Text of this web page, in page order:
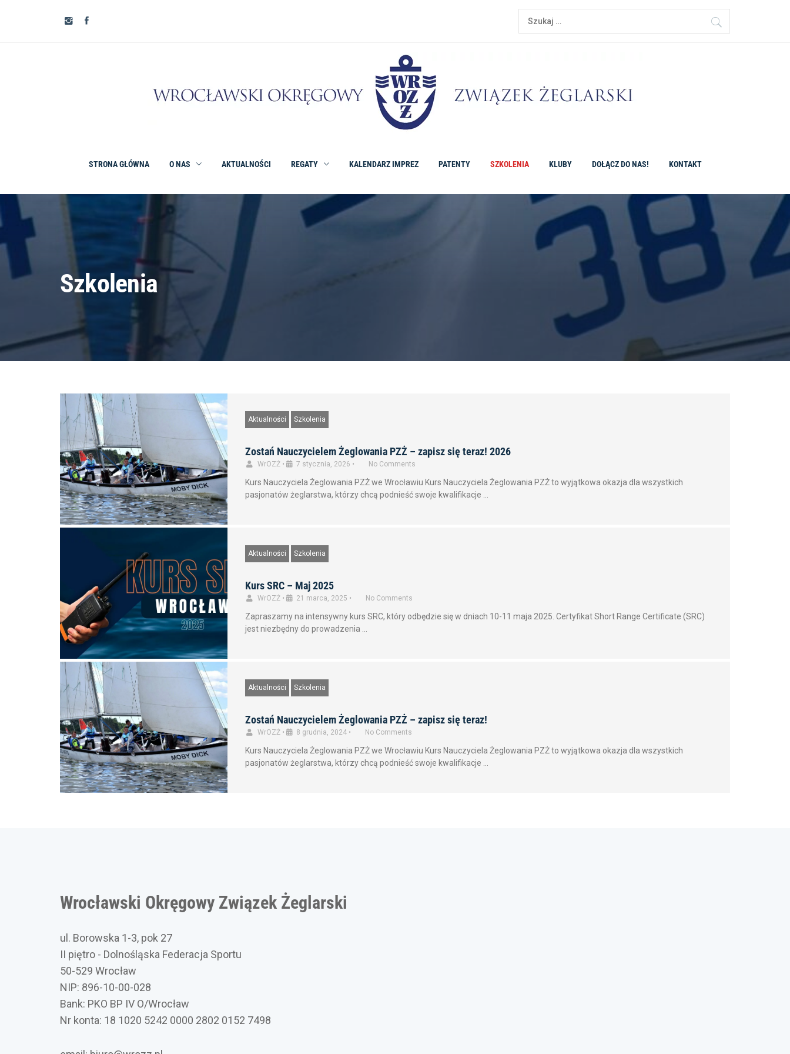
STRONA GŁÓWNA O NAS AKTUALNOŚCI REGATY KALENDARZ IMPREZ PATENTY SZKOLENIA KLUBY DOŁĄCZ DO NAS! KONTAKT
Szkolenia
Aktualności Szkolenia
Zostań Nauczycielem Żeglowania PZŻ – zapisz się teraz! 2026
WrOZŻ • 7 stycznia, 2026 • No Comments
Kurs Nauczyciela Żeglowania PZŻ we Wrocławiu Kurs Nauczyciela Żeglowania PZŻ to wyjątkowa okazja dla wszystkich
pasjonatów żeglarstwa, którzy chcą podnieść swoje kwalifikacje …
Aktualności Szkolenia
Kurs SRC – Maj 2025
WrOZŻ • 21 marca, 2025 • No Comments
Zapraszamy na intensywny kurs SRC, który odbędzie się w dniach 10-11 maja 2025. Certyfikat Short Range Certificate (SRC)
jest niezbędny do prowadzenia …
Aktualności Szkolenia
Zostań Nauczycielem Żeglowania PZŻ – zapisz się teraz!
WrOZŻ • 8 grudnia, 2024 • No Comments
Kurs Nauczyciela Żeglowania PZŻ we Wrocławiu Kurs Nauczyciela Żeglowania PZŻ to wyjątkowa okazja dla wszystkich
pasjonatów żeglarstwa, którzy chcą podnieść swoje kwalifikacje …
Wrocławski Okręgowy Związek Żeglarski
ul. Borowska 1-3, pok 27
II piętro - Dolnośląska Federacja Sportu
50-529 Wrocław
NIP: 896-10-00-028
Bank: PKO BP IV O/Wrocław
Nr konta: 18 1020 5242 0000 2802 0152 7498